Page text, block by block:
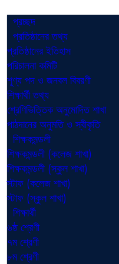
প্রচ্ছদ
প্রতিষ্ঠানের তথ্য
প্রতিষ্ঠানের ইতিহাস
পরিচালনা কমিটি
শূণ্য পদ ও জনবল বিবরণী
শিক্ষার্থী তথ্য
শ্রেণিভিত্তিক অনুমোদিত শাখা
পাঠদানের অনুমতি ও স্বীকৃতি
শিক্ষকমন্ডলী
শিক্ষকমন্ডলী (কলেজ শাখা)
শিক্ষকমন্ডলী (স্কুল শাখা)
স্টাফ (কলেজ শাখা)
স্টাফ (স্কুল শাখা)
শিক্ষার্থী
৬ষ্ঠ শ্রেণী
৭ম শ্রেণী
৮ম শ্রেণী